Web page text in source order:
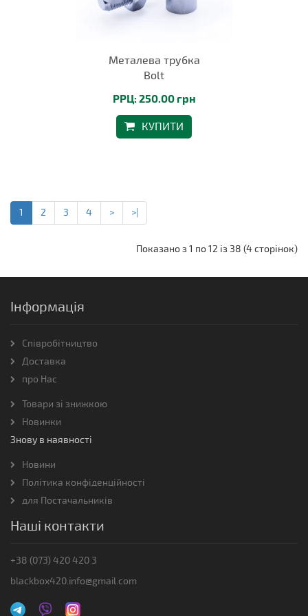
Металева трубка
Bolt
РРЦ: 250.00 грн
КУПИТИ
1 2 3 4 > >|
Показано з 1 по 12 із 38 (4 сторінок)
Інформація
Співробітництво
Доставка
про Нас
Товари зі знижкою
Новинки
Знову в наявності
Новини
Політика конфіденційності
для Постачальників
Наші контакти
+38 (073) 420 420 3
blackbox420.info@gmail.com